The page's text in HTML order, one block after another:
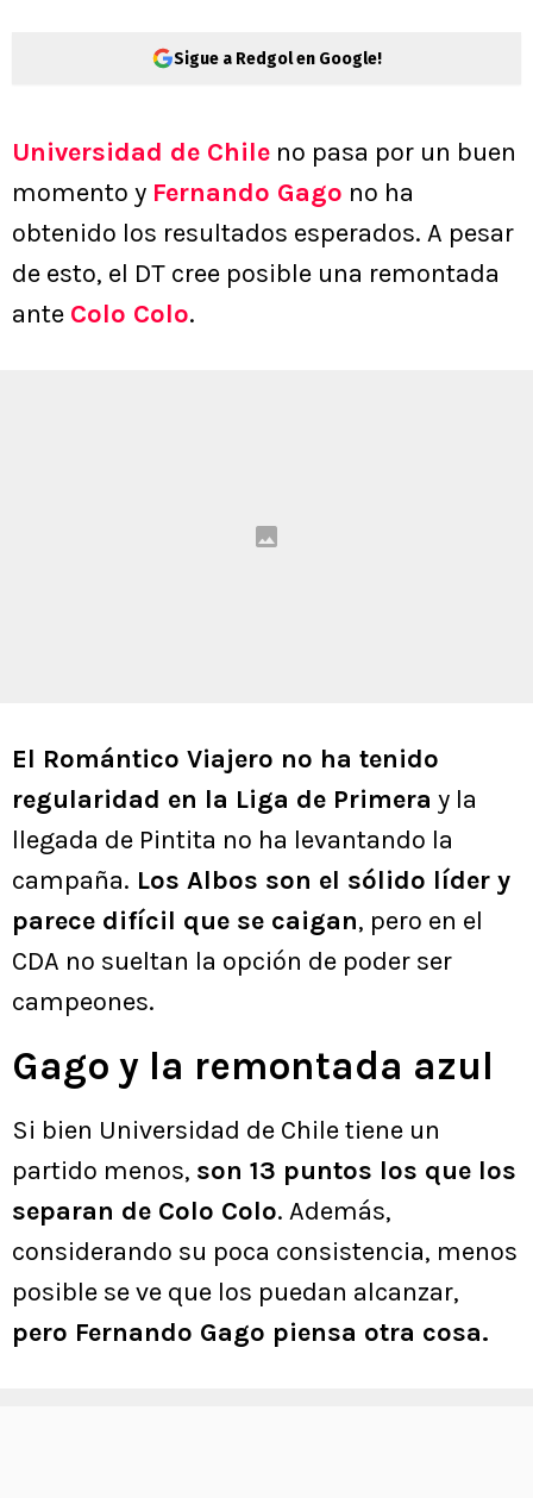
Sigue a Redgol en Google!
Universidad de Chile no pasa por un buen
momento y Fernando Gago no ha
obtenido los resultados esperados. A pesar
de esto, el DT cree posible una remontada
ante Colo Colo.
El Romántico Viajero no ha tenido
regularidad en la Liga de Primera y la
llegada de Pintita no ha levantando la
campaña. Los Albos son el sólido líder y
parece difícil que se caigan, pero en el
CDA no sueltan la opción de poder ser
campeones.
Gago y la remontada azul
Si bien Universidad de Chile tiene un
partido menos, son 13 puntos los que los
separan de Colo Colo. Además,
considerando su poca consistencia, menos
posible se ve que los puedan alcanzar,
pero Fernando Gago piensa otra cosa.